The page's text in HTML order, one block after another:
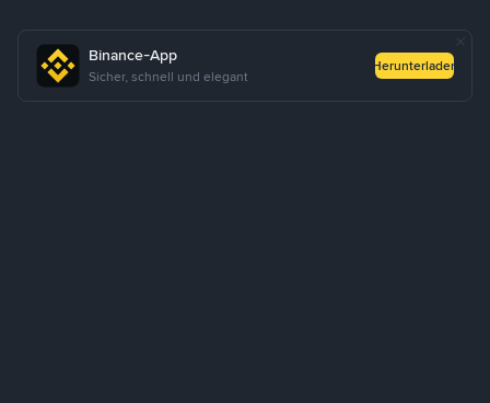
Binance-App
Sicher, schnell und elegant
Herunterladen